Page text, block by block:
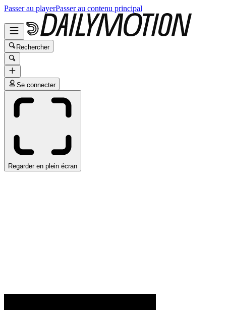
Passer au playerPasser au contenu principal
Rechercher
Se connecter
Regarder en plein écran